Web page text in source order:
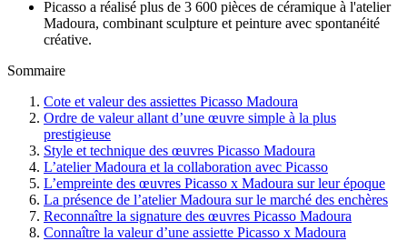
Picasso a réalisé plus de 3 600 pièces de céramique à l'atelier
Madoura, combinant sculpture et peinture avec spontanéité
créative.
Sommaire
Cote et valeur des assiettes Picasso Madoura
Ordre de valeur allant d’une œuvre simple à la plus
prestigieuse
Style et technique des œuvres Picasso Madoura
L’atelier Madoura et la collaboration avec Picasso
L’empreinte des œuvres Picasso x Madoura sur leur époque
La présence de l’atelier Madoura sur le marché des enchères
Reconnaître la signature des œuvres Picasso Madoura
Connaître la valeur d’une assiette Picasso x Madoura